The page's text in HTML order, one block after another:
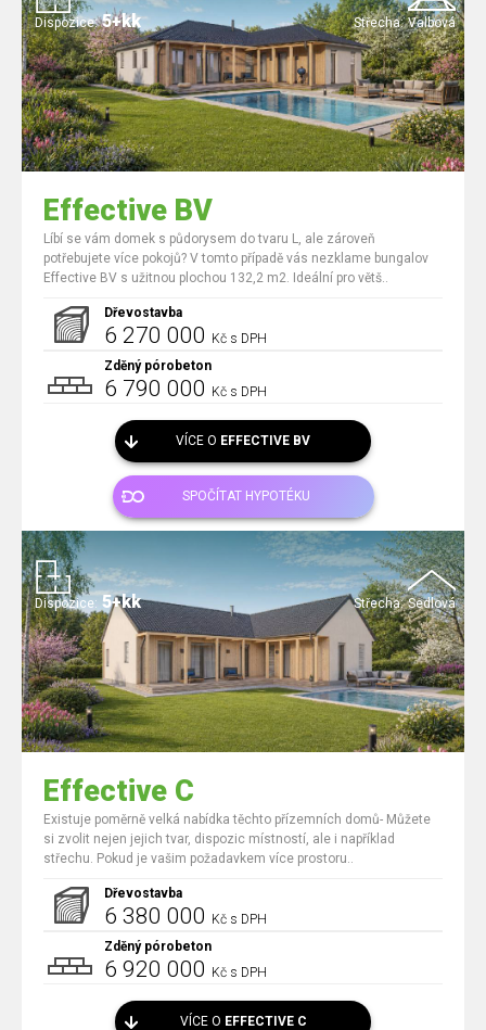
Střecha: Valbová
Dispozice: 5+kk
Effective BV
Líbí se vám domek s půdorysem do tvaru L, ale zároveň
potřebujete více pokojů? V tomto případě vás nezklame bungalov
Effective BV s užitnou plochou 132,2 m2. Ideální pro větš..
Dřevostavba
6 270 000 Kč s DPH
Zděný pórobeton
6 790 000 Kč s DPH
VÍCE O EFFECTIVE BV
SPOČÍTAT HYPOTÉKU
Střecha: Sedlová
Dispozice: 5+kk
Effective C
Existuje poměrně velká nabídka těchto přízemních domů- Můžete
si zvolit nejen jejich tvar, dispozic místností, ale i například
střechu. Pokud je vašim požadavkem více prostoru..
Dřevostavba
6 380 000 Kč s DPH
Zděný pórobeton
6 920 000 Kč s DPH
VÍCE O EFFECTIVE C